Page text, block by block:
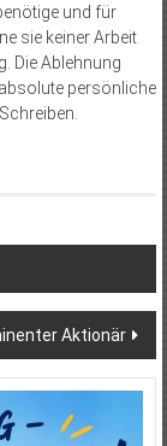
und für
sie keiner Arbeit
Die Ablehnung
persönliche
Aktionär